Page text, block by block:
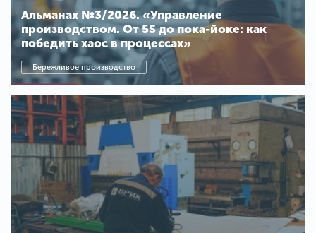
Альманах №3/2026. «Управление
производством. От 5S до пока-йоке: как
победить хаос в процессах»
Бережливое производство